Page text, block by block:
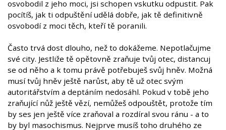
osvobodil z jeho moci, jsi schopen vskutku odpustit. Pak
pocítíš, jak ti odpuštění udělá dobře, jak tě definitivně
osvobodí z moci těch, kteří tě poranili.
Často trvá dost dlouho, než to dokážeme. Nepotlačujme
své city. Jestliže tě opětovně zraňuje tvůj otec, distancuj
se od něho a k tomu právě potřebuješ svůj hněv. Možná
musí tvůj hněv ještě narůst, aby tě už otec svým
autoritářstvím a deptáním nedosáhl. Pokud v tobě jeho
zraňující nůž ještě vězí, nemůžeš odpouštět, protože tím
by ses jen ještě více zraňoval a rozdíral svou ránu - a to
by byl masochismus. Nejprve musíš toho druhého ze